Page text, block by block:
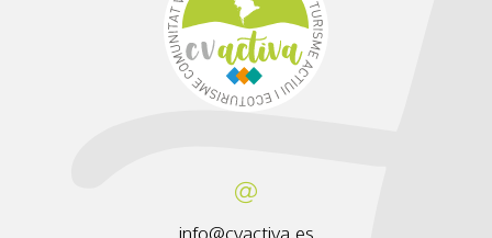
info@cvactiva.es